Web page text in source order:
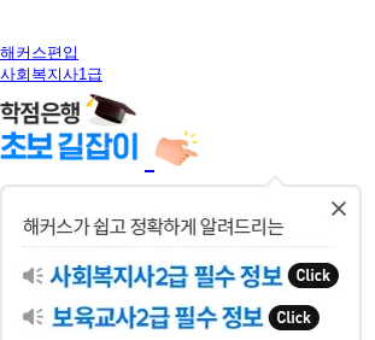
해커스편입
사회복지사1급